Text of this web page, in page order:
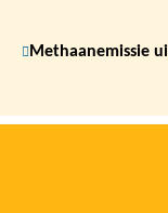
Methaanemissie